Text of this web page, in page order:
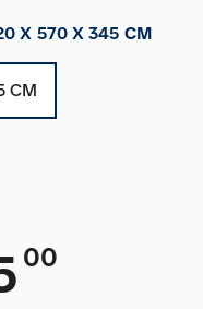
X 570 X 345 CM
CM
00